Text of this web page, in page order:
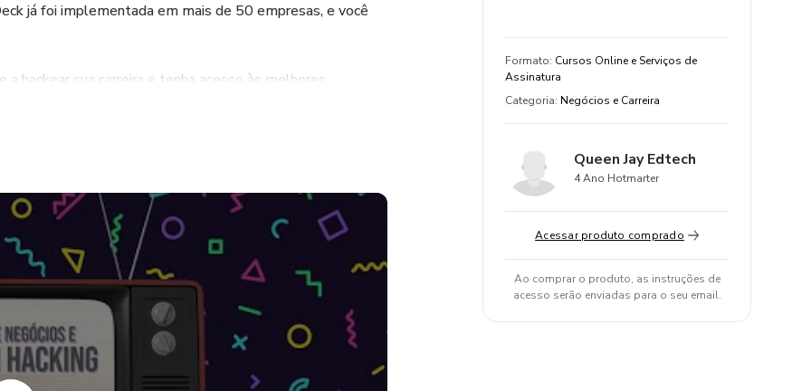
já foi implementada em mais de 50 empresas, e você
hackear sua carreira e tenha acesso às melhores
num dos melhores cursos de growth do mundo, com
mais alta).
Mindshifter RD Station, com mais de 7 anos de
certa para te ensinar growth e ajudar na transformação
trabalhar com growth hacking na prática e fornecendo a
para ajudar profissionais, empresas e startups com
Formato: Cursos Online e Serviços de
Assinatura
Categoria: Negócios e Carreira
Queen Jay Edtech
4 Ano Hotmarter
Acessar produto comprado
Ao comprar o produto, as instruções de
acesso serão enviadas para o seu email.